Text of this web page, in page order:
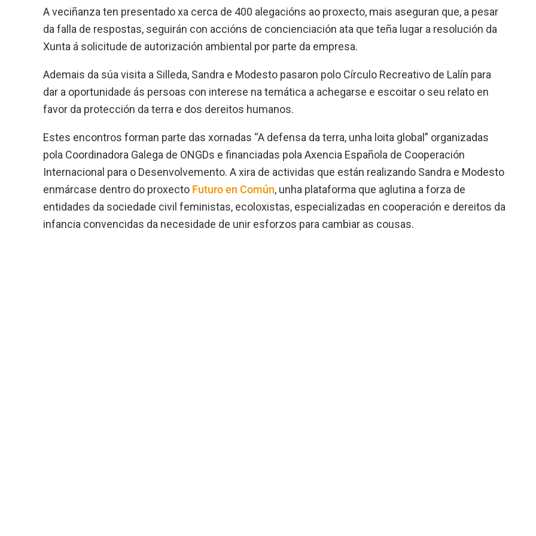
A veciñanza ten presentado xa cerca de 400 alegacións ao proxecto, mais aseguran que, a pesar
da falla de respostas, seguirán con accións de concienciación ata que teña lugar a resolución da
Xunta á solicitude de autorización ambiental por parte da empresa.
Ademais da súa visita a Silleda, Sandra e Modesto pasaron polo Círculo Recreativo de Lalín para
dar a oportunidade ás persoas con interese na temática a achegarse e escoitar o seu relato en
favor da protección da terra e dos dereitos humanos.
Estes encontros forman parte das xornadas “A defensa da terra, unha loita global” organizadas
pola Coordinadora Galega de ONGDs e financiadas pola Axencia Española de Cooperación
Internacional para o Desenvolvemento. A xira de actividas que están realizando Sandra e Modesto
enmárcase dentro do proxecto Futuro en Común, unha plataforma que aglutina a forza de
entidades da sociedade civil feministas, ecoloxistas, especializadas en cooperación e dereitos da
infancia convencidas da necesidade de unir esforzos para cambiar as cousas.